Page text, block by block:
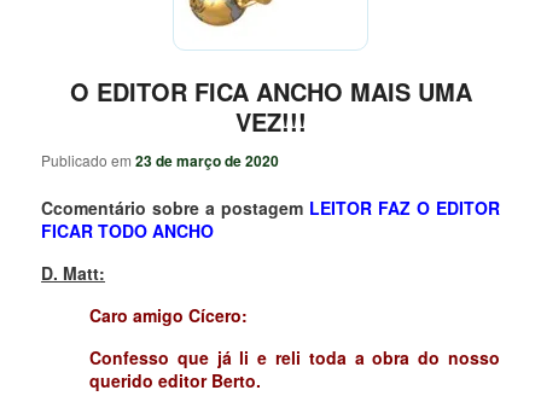
O EDITOR FICA ANCHO MAIS UMA
VEZ!!!
Publicado em23 de março de 2020
Ccomentário sobre a postagem LEITOR FAZ O EDITOR
FICAR TODO ANCHO
D. Matt:
Caro amigo Cícero:
Confesso que já li e reli toda a obra do nosso
querido editor Berto.